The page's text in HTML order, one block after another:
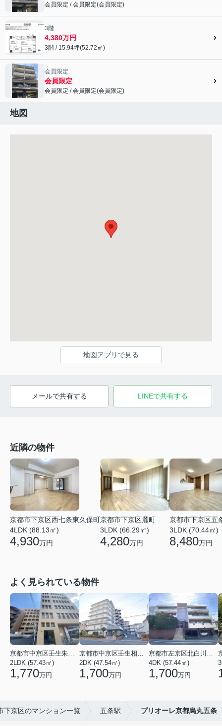
会員限定">
会員限定 /会員限定(会員限定)
3階
4,380万円
3階 / 15.94坪(52.72㎡)
会員限定
会員限定
会員限定 /会員限定(会員限定)
地図
地図アプリで見る
メールで共有する LINEで共有する
近隣の物件
京都市下京区西七条東久保町
4LDK (88.13㎡)
4,930万円
京都市下京区麓町
3LDK (66.29㎡)
4,280万円
京都市下京区五
3LDK (70.44㎡)
8,480万円
よく見られている物件
京都市中京区壬生朱雀町
2LDK (57.43㎡)
1,770万円
京都市中京区壬生相合町
2DK (47.54㎡)
1,700万円
京都市左京区北白川久保田町
4DK (57.44㎡)
1,700万円
下京区のマンション一覧 五条駅 プリオーレ京都烏丸五条